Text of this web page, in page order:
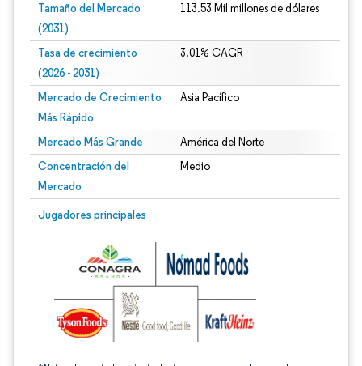
Tamaño del Mercado
(2031)
113.53 Mil millones de dólares
Tasa de crecimiento
(2026 - 2031)
3.01% CAGR
Mercado de Crecimiento
Más Rápido
Asia Pacífico
Mercado Más Grande América del Norte
Concentración del
Mercado
Medio
Jugadores principales
Imagen © Mordor Intelligence. El uso requiere atribución según CC BY 4.0.